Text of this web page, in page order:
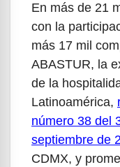
En más de 21
con la
más 17 mil
ABASTUR, la
de la
Latinoamérica,
número 38 del
septiembre de
CDMX, y